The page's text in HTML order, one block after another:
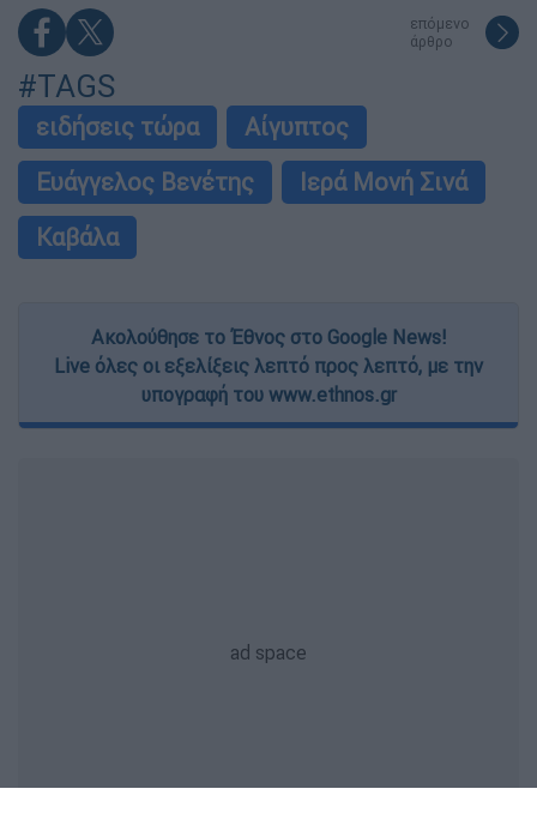
επόμενο
άρθρο
#TAGS
ειδήσεις τώρα
Αίγυπτος
Ευάγγελος Βενέτης
Ιερά Μονή Σινά
Καβάλα
Ακολούθησε το Έθνος στο Google News!
Live όλες οι εξελίξεις λεπτό προς λεπτό, με την
υπογραφή του www.ethnos.gr